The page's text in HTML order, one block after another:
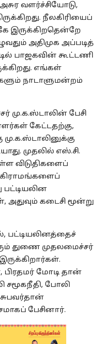
வளர்ச்சியோடு,
நீலகிரியைப்
இருக்கிறதென்றே
அதிமுக அப்படித்
பாஜகவின் கூட்டணி
எங்கள்
நாடாளுமன்றம்
மு.க.ஸ்டாலின் பேசி
கேட்டதற்கு,
மு.க.ஸ்டாலினுக்கு
முதலில் எஸ்.சி.
விடுதிகளைப்
பட்டியலின
கடைசி மூன்று
பட்டியலினத்தைச்
துணை முதலமைச்சர்
மோடி தான்
போலி
பேசினார்.